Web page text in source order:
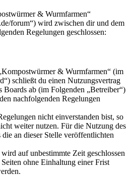
& Wurmfarmen“
forum“) wird zwischen dir und dem
Regelungen geschlossen:
& Wurmfarmen“ (im
schließt du einen Nutzungsvertrag
Boards ab (im Folgenden „Betreiber“)
nachfolgenden Regelungen
nicht einverstanden bist, so
weiter nutzen. Für die Nutzung des
an dieser Stelle veröffentlichten
auf unbestimmte Zeit geschlossen
ohne Einhaltung einer Frist